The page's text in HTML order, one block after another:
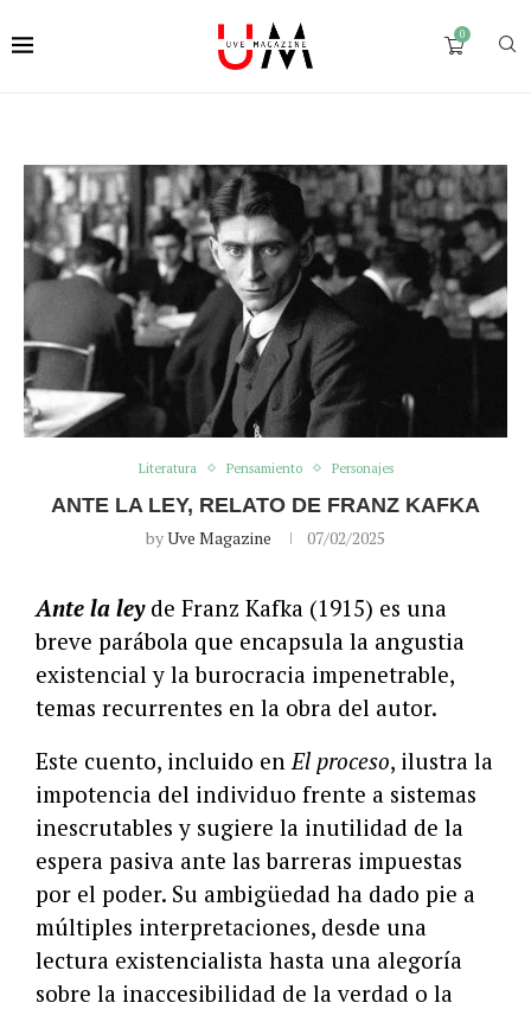
0
Literatura Pensamiento Personajes
ANTE LA LEY, RELATO DE FRANZ KAFKA
byUve Magazine 07/02/2025
Ante la leyde Franz Kafka (1915) es una
breve parábola que encapsula la angustia
existencial y la burocracia impenetrable,
temas recurrentes en la obra del autor.
Este cuento, incluido en El proceso, ilustra la
impotencia del individuo frente a sistemas
inescrutables y sugiere la inutilidad de la
espera pasiva ante las barreras impuestas
por el poder. Su ambigüedad ha dado pie a
múltiples interpretaciones, desde una
lectura existencialista hasta una alegoría
sobre la inaccesibilidad de la verdad o la